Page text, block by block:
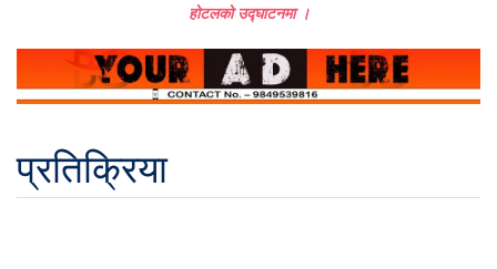
होटलको उद्घाटनमा ।
प्रतिक्रिया